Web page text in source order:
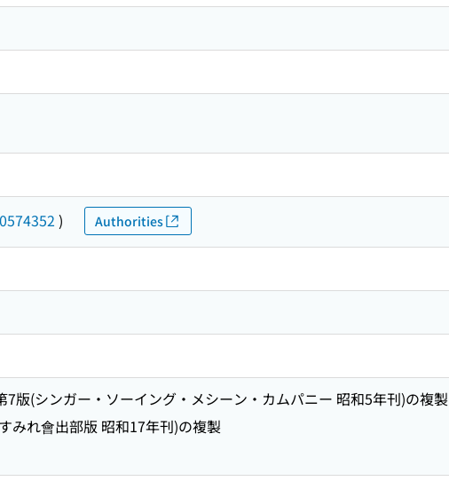
) Authorities
7版(シンガー・ソーイング・メシーン・カムパニー 昭和5年刊)の複製
みれ會出部版 昭和17年刊)の複製